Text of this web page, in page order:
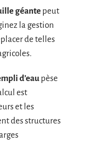
géante peut
la gestion
de telles
d’eau pèse
est
et les
des structures